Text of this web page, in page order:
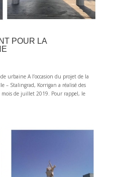
POUR LA
urbaine A l’occasion du projet de la
– Stalingrad, Korrigan a réalisé des
de juillet 2019. Pour rappel, le